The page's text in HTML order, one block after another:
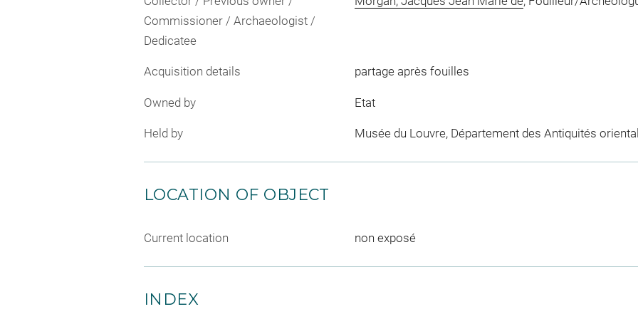
Commissioner / Archaeologist /
Dedicatee
Acquisition details partage après fouilles
Owned by Etat
Held by Musée du Louvre, Département des Antiquités
LOCATION OF OBJECT
Current location non exposé
INDEX